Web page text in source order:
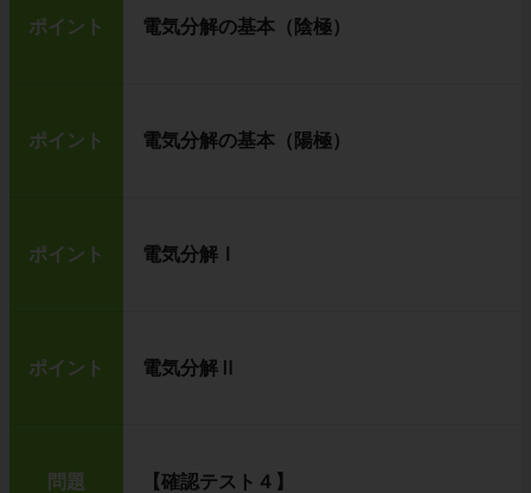
ポイント 電気分解の基本（陰極）
ポイント 電気分解の基本（陽極）
ポイント 電気分解Ⅰ
ポイント 電気分解Ⅱ
問題 【確認テスト４】